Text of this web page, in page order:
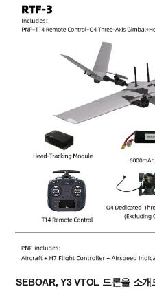
SEBOAR, Y3 VTOL 드론을 소